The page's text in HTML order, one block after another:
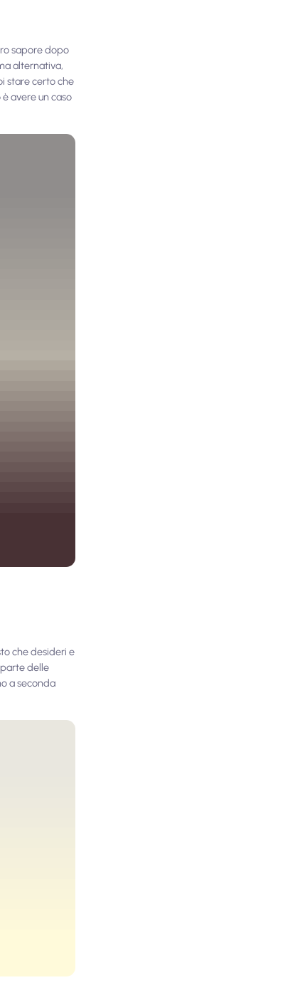
sapore dopo
alternativa,
stare certo che
avere un caso
che desideri e
delle
a seconda